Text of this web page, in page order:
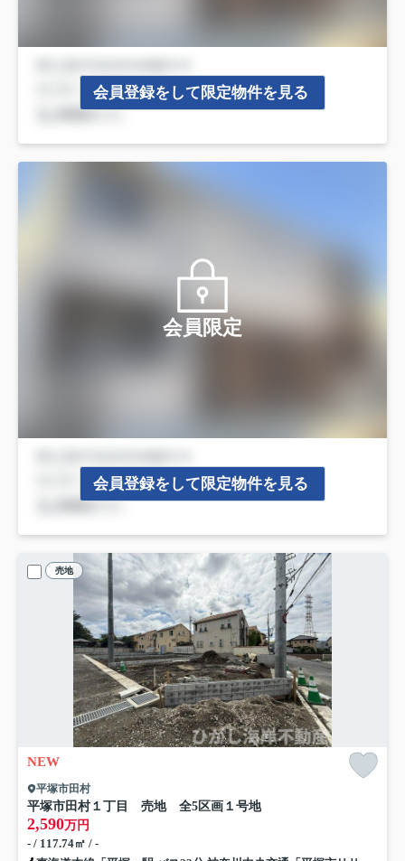
会員登録をして限定物件を見る
会員限定
会員登録をして限定物件を見る
売地
NEW
平塚市田村
平塚市田村１丁目 売地 全5区画 １号地
2,590万円
- / 117.74㎡ / -